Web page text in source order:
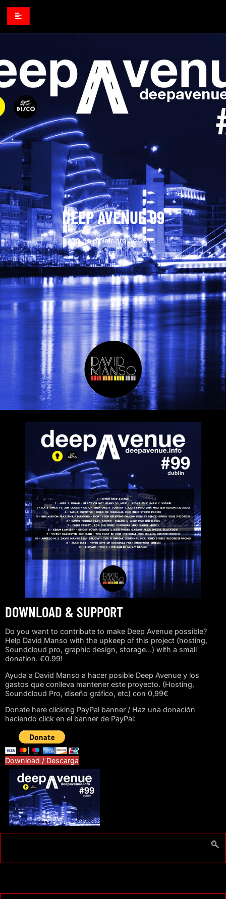
DEEP AVENUE 99
20 de diciembre de 2015
DOWNLOAD & SUPPORT
Do you want to contribute to make Deep Avenue possible?
Help David Manso with the upkeep of this project (hosting,
Soundcloud pro, graphic design, storage…) with a small
donation. €0.99!
Ayuda a David Manso a hacer posible Deep Avenue y los
gastos que conlleva mantener este proyecto. (Hosting,
Soundcloud Pro, diseño gráfico, etc) con 0,99€
Donate here clicking PayPal banner / Haz una donación
haciendo click en el banner de PayPal:
Download / Descarga